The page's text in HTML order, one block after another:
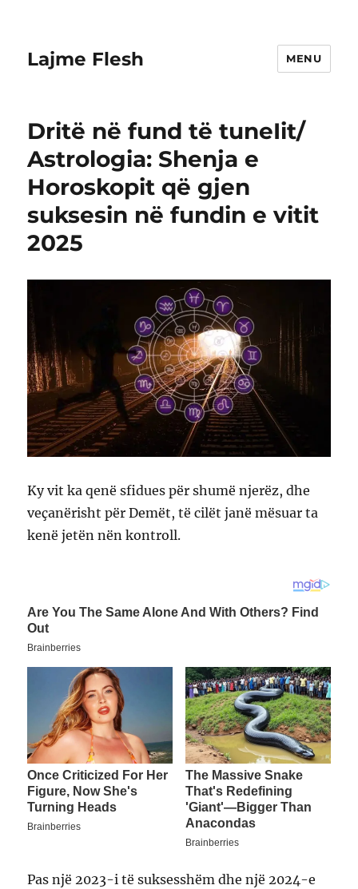
Lajme Flesh MENU
Dritë në fund të tuneIit/
Astrologia: Shenja e
Horoskopit që gjen
suksesin në fundin e vitit
2025
Ky vit ka qenë sfidues për shumë njerëz, dhe
veçanërisht për Demët, të cilët janë mësuar ta
kenë jetën nën kontroll.
Pas një 2023-i të suksesshëm dhe një 2024-e